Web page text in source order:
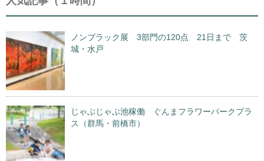
ノンブラック展 3部門の120点 21日まで 茨
城・水戸
じゃぶじゃぶ池稼働 ぐんまフラワーパークプラ
ス（群馬・前橋市）